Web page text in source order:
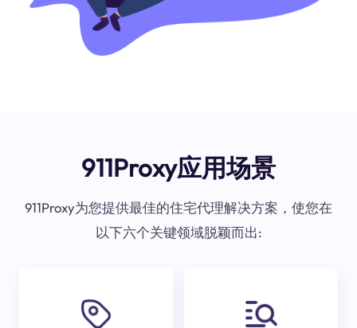
911Proxy应用场景
911Proxy为您提供最佳的住宅代理解决方案，使您在
以下六个关键领域脱颖而出: